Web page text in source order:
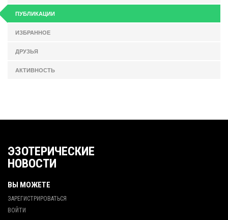
ПУБЛИКАЦИИ
ИЗБРАННОЕ
ДРУЗЬЯ
АКТИВНОСТЬ
ЭЗОТЕРИЧЕСКИЕ
НОВОСТИ
ВЫ МОЖЕТЕ
ЗАРЕГИСТРИРОВАТЬСЯ
ВОЙТИ